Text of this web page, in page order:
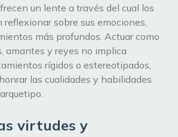
un lente a través del cual los
sobre sus emociones,
más profundos. Actuar como
amantes y reyes no implica
rígidos o estereotipados,
las cualidades y habilidades
virtudes y